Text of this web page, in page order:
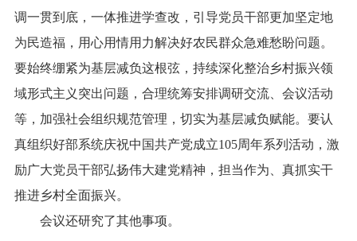
调一贯到底，一体推进学查改，引导党员干部更加坚定地
为民造福，用心用情用力解决好农民群众急难愁盼问题。
要始终绷紧为基层减负这根弦，持续深化整治乡村振兴领
域形式主义突出问题，合理统筹安排调研交流、会议活动
等，加强社会组织规范管理，切实为基层减负赋能。要认
真组织好部系统庆祝中国共产党成立105周年系列活动，激
励广大党员干部弘扬伟大建党精神，担当作为、真抓实干
推进乡村全面振兴。
会议还研究了其他事项。